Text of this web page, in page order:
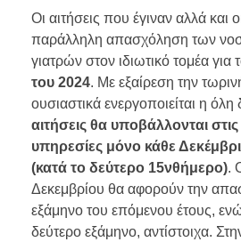
Οι αιτήσεις που έγιναν αλλά και
παράλληλη απασχόληση των
γιατρών στον ιδιωτικό τομέα για
του 2024. Με εξαίρεση την
ουσιαστικά ενεργοποιείται η όλη
αιτήσεις θα υποβάλλονται στις
υπηρεσίες μόνο κάθε
(κατά το δεύτερο 15νθήμερο).
Δεκεμβρίου θα αφορούν την
εξάμηνο του επόμενου έτους,
δεύτερο εξάμηνο, αντίστοιχα.